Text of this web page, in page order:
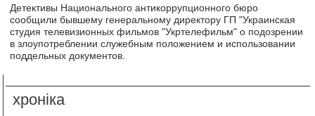
Детективы Национального антикоррупционного бюро
сообщили бывшему генеральному директору ГП "Украинская
студия телевизионных фильмов "Укртелефильм" о подозрении
в злоупотреблении служебным положением и использовании
поддельных документов.
хроніка